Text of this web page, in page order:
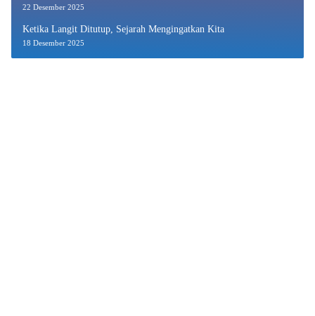
22 Desember 2025
Ketika Langit Ditutup, Sejarah Mengingatkan Kita
18 Desember 2025